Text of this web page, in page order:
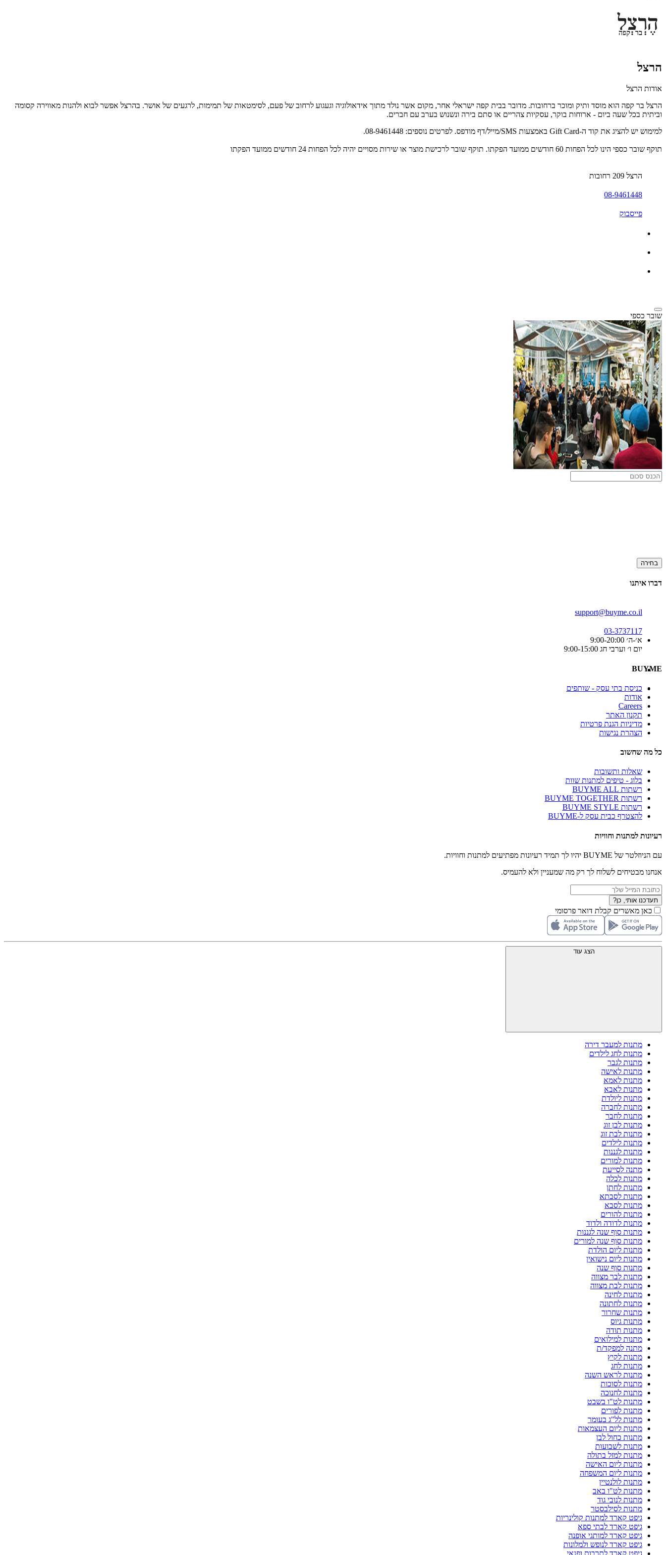
הרצל
אודות הרצל
הרצל בר קפה הוא מוסד ותיק ומוכר ברחובות. מדובר בבית קפה ישראלי אחר, מקום אשר נולד מתוך אידאולוגיה וגעגוע לרחוב של פעם, לסימטאות של תמימות, לרגעים של אושר. בהרצל אפשר לבוא ולהנות מאווירה קסומה
וביתית בכל שעה ביום - ארוחות בוקר, עסקיות צהריים או סתם בירה ונשנוש בערב עם חברים.
למימוש יש להציג את קוד ה-Gift Card באמצעות SMS/מייל/דף מודפס. לפרטים נוספים: ‏08-9461448‏.
תוקף שובר כספי הינו לכל הפחות 60 חודשים ממועד הפקתו. תוקף שובר לרכישת מוצר או שירות מסויים יהיה לכל הפחות 24 חודשים ממועד הפקתו
הרצל 209 רחובות
08-9461448
פייסבוק
שובר כספי
בחירה
דברו איתנו
support@buyme.co.il
03-3737117
א׳-ה׳ 9:00-20:00
יום ו׳ וערבי חג 9:00-15:00
BUYME
כניסת בתי עסק - שותפים
אודות
Careers
תקנון האתר
מדיניות הגנת פרטיות
הצהרת נגישות
כל מה שחשוב
שאלות ותשובות
בלוג - טיפים למתנות שוות
רשתות BUYME ALL
רשתות BUYME TOGETHER
רשתות BUYME STYLE
להצטרף כבית עסק ל-BUYME
רעיונות למתנות וחוויות
עם הניוזלטר של BUYME יהיו לך תמיד רעיונות מפתיעים למתנות וחוויות.
אנחנו מבטיחים לשלוח לך רק מה שמעניין ולא להעמיס.
תעדכנו אותי, כן?
כאן מאשרים קבלת דואר פרסומי
הצג עוד
מתנות למעבר דירה
מתנות לחג לילדים
מתנות לגבר
מתנות לאישה
מתנות לאמא
מתנות לאבא
מתנות ליולדת
מתנות לחברה
מתנות לחבר
מתנות לבן זוג
מתנות לבת זוג
מתנות לילדים
מתנות לגננות
מתנות למורים
מתנה לסייעת
מתנות לכלה
מתנות לחתן
מתנות לסבתא
מתנות לסבא
מתנות להורים
מתנות לדודה ולדוד
מתנות סוף שנה לגננות
מתנות סוף שנה למורים
מתנות ליום הולדת
מתנות ליום נישואין
מתנות סוף שנה
מתנות לבר מצווה
מתנות לבת מצווה
מתנות לחינה
מתנות לחתונה
מתנות שחרור
מתנות גיוס
מתנות תודה
מתנות למילואים
מתנה למפקד/ת
מתנות לקיץ
מתנות לחג
מתנות לראש השנה
מתנות לסוכות
מתנות לחנוכה
מתנות לט"ו בשבט
מתנות לפורים
מתנות לל"ג בעומר
מתנות ליום העצמאות
מתנות כחול לבן
מתנות לשבועות
מתנות למזל בתולה
מתנות ליום האישה
מתנות ליום המשפחה
מתנות לולנטיין
מתנות לט"ו באב
מתנות לנובי גוד
מתנות לסילבסטר
גיפט קארד למתנות קולינריות
גיפט קארד לבתי ספא
גיפט קארד למותגי אופנה
גיפט קארד לנופש ולמלונות
גיפט קארד לתרבות ופנאי